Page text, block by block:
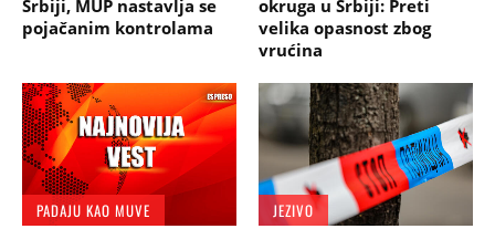
Srbiji, MUP nastavlja se
pojačanim kontrolama
okruga u Srbiji: Preti
velika opasnost zbog
vrućina
PADAJU KAO MUVE
JEZIVO